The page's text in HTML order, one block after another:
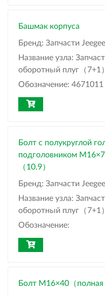
Башмак корпуса
Бренд: Запчасти Jeegee
Название узла:
оборотный плуг（7+1
Обозначение: 4671011
Болт с полукруглой
подголовником
（10.9）
Бренд: Запчасти Jeegee
Название узла:
оборотный плуг（7+1
Обозначение:
Болт M16×40（полная